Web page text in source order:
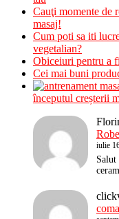
Cauţi momente de
masaj!
Cum poti sa iti
vegetalian?
Obiceiuri pentru a
Cei mai buni
începutul creșterii
iulie